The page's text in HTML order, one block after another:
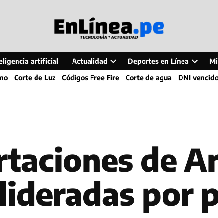
artificial Actualidad
Open
dropdown
Deportes en Línea
Open
dropdown
Corte de Luz Códigos Free Fire Corte de agua DNI vencido
de
por